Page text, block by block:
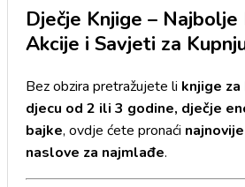
Dječje Knjige – Najbolje
Akcije i Savjeti za
Bez obzira pretražujete li knjige
djecu od 2 ili 3 godine, dječje
bajke, ovdje ćete pronaći
naslove za najmlađe.